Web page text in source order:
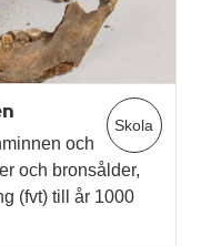
Skola
och
och bronsålder,
(fvt) till år 1000